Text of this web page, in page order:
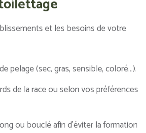
et les besoins de votre
pelage (sec, gras, sensible, coloré…).
de la race ou selon vos préférences
ou bouclé afin d’éviter la formation